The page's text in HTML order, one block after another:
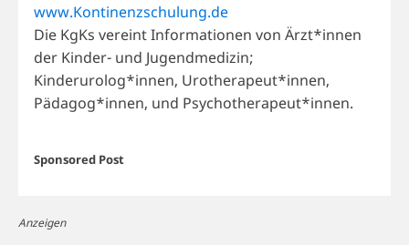
www.Kontinenzschulung.de
Die KgKs vereint Informationen von Ärzt*innen
der Kinder- und Jugendmedizin;
Kinderurolog*innen, Urotherapeut*innen,
Pädagog*innen, und Psychotherapeut*innen.
Sponsored Post
Anzeigen